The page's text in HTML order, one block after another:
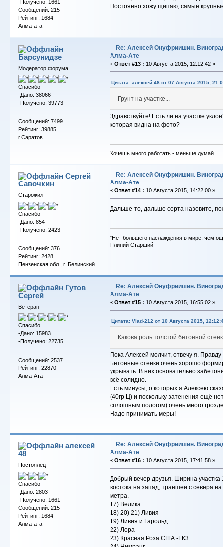
-Получено: 1661
Сообщений: 215
Рейтинг: 1684
Алма-ата
Постоянно хожу щипаю, самые
Барсунидзе
Модератор форума
Спасибо
-Дано: 38066
-Получено: 39773
Сообщений: 7499
Рейтинг: 39885
г.Саратов
Re: Алексей Онуфриишин.
Алма-Ате
« Ответ #13 : 10 Августа 2015, 12:12:42 »
Цитата: алексей 48 от 07 Августа 2015,
Грунт на участке...
Здравствуйте! Есть ли на участке
которая видна на фото?
Хочешь много работать - меньше думай...
Сергей
Савочкин
Старожил
Спасибо
-Дано: 854
-Получено: 2423
Сообщений: 376
Рейтинг: 2428
Пензенская обл., г. Белинский
Re: Алексей Онуфриишин.
Алма-Ате
« Ответ #14 : 10 Августа 2015, 14:22:00 »
Дальше-то, дальше сорта назовите,
"Нет большего наслаждения в мире, чем
Плиний Старший
Гутов
Сергей
Ветеран
Спасибо
-Дано: 15983
-Получено: 22735
Сообщений: 2537
Рейтинг: 22870
Алма-Ата
Re: Алексей Онуфриишин.
Алма-Ате
« Ответ #15 : 10 Августа 2015, 16:55:02 »
Цитата: Vlad-212 от 10 Августа 2015,
Какова роль толстой бетонной
Пока Алексей молчит, отвечу я. Правду
Бетонные стенки очень хорошо
укрывать. В них основательно
всё солидно.
Есть минусы, о которых я Алексею
(40гр Ц) и поскольку затенения ещё
сплошным пологом) очень много
Надо принимать меры!
алексей
48
Постоялец
Спасибо
-Дано: 2803
-Получено: 1661
Сообщений: 215
Рейтинг: 1684
Алма-ата
Re: Алексей Онуфриишин.
Алма-Ате
« Ответ #16 : 10 Августа 2015, 17:41:58 »
Добрый вечер друзья. Ширина участка
востока на запад, траншеи с севера
метра.
17) Велика
18) 20) 21) Ливия
19) Ливия и Гарольд.
22) Лора
23) Красная Роза США -ГК3